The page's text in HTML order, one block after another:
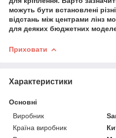
можуть бути встановлені
відстань між центрами лінз
для деяких бюджетних
Приховати
Характеристики
Основні
Виробник
Країна виробник